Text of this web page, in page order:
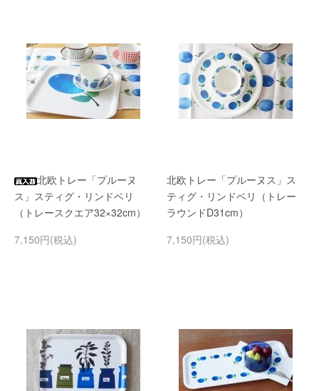
北欧トレー「プルーヌ
ス」スティグ・リンドベリ
（トレースクエア32×32cm）
7,150円(税込)
北欧トレー「プルーヌス」ス
ティグ・リンドベリ（トレー
ラウンドD31cm）
7,150円(税込)